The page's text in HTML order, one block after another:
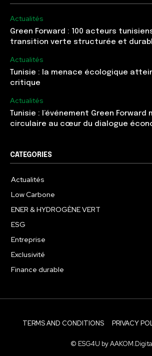
Actualités
Green Forward : 100 acteurs
transition verte structurée et
Actualités
Tunisie : la menace écologique
critique
Actualités
Tunisie : l’événement Green
circulaire au cœur du dialogue
CATEGORIES
Actualités
Low Carbone
ENER & HYDROGÈNE VERT
ESG
Entreprise
Exclusivité
Finance durable
TERMS AND CONDITIONS PRIVACY
© ESG4U by